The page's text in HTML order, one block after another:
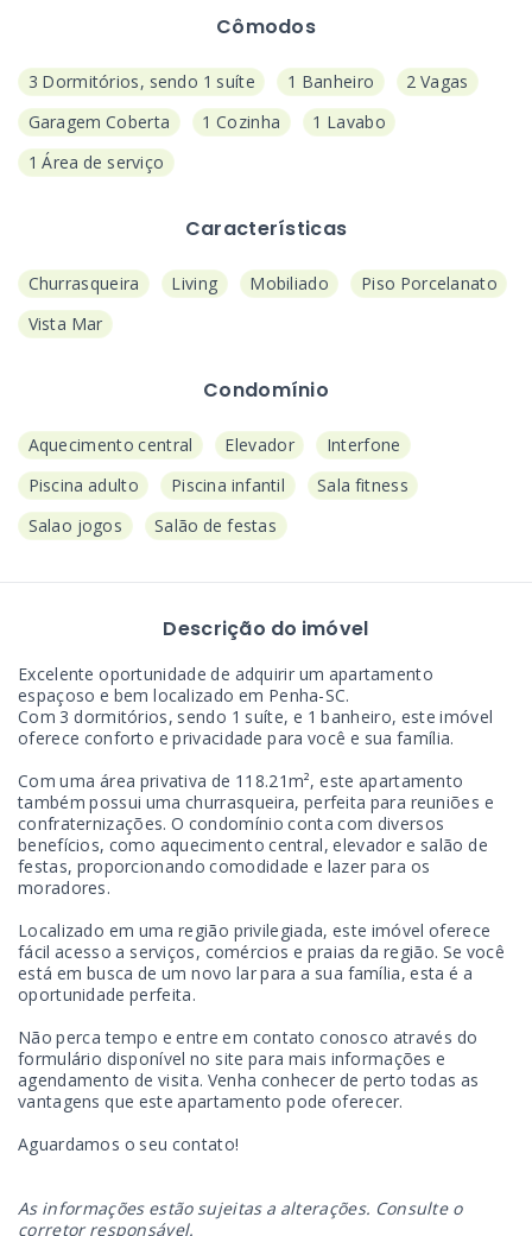
Cômodos
3 Dormitórios, sendo 1 suíte 1 Banheiro
2 Vagas
Garagem Coberta
1 Cozinha
1 Lavabo
1 Área de serviço
Características
Churrasqueira Living Mobiliado
Piso Porcelanato
Vista Mar
Condomínio
Aquecimento central Elevador
Interfone
Piscina adulto
Piscina infantil
Sala fitness
Salao jogos
Salão de festas
Descrição do imóvel
Excelente oportunidade de adquirir um apartamento
espaçoso e bem localizado em Penha-SC.
Com 3 dormitórios, sendo 1 suíte, e 1 banheiro, este imóvel
oferece conforto e privacidade para você e sua família.
Com uma área privativa de 118.21m², este apartamento
também possui uma churrasqueira, perfeita para reuniões e
confraternizações. O condomínio conta com diversos
benefícios, como aquecimento central, elevador e salão de
festas, proporcionando comodidade e lazer para os
moradores.
Localizado em uma região privilegiada, este imóvel oferece
fácil acesso a serviços, comércios e praias da região. Se você
está em busca de um novo lar para a sua família, esta é a
oportunidade perfeita.
Não perca tempo e entre em contato conosco através do
formulário disponível no site para mais informações e
agendamento de visita. Venha conhecer de perto todas as
vantagens que este apartamento pode oferecer.
Aguardamos o seu contato!
As informações estão sujeitas a alterações. Consulte o
corretor responsável.